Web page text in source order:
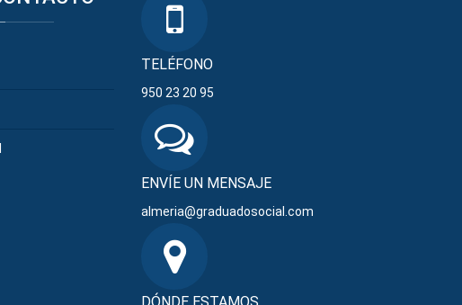
TELÉFONO
950 23 20 95
ENVÍE UN MENSAJE
almeria@graduadosocial.com